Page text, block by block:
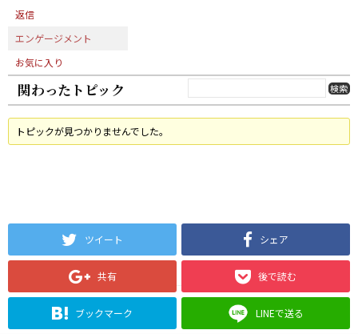
返信
エンゲージメント
お気に入り
関わったトピック
トピックが見つかりませんでした。
ツイート シェア
共有 後で読む
ブックマーク LINEで送る